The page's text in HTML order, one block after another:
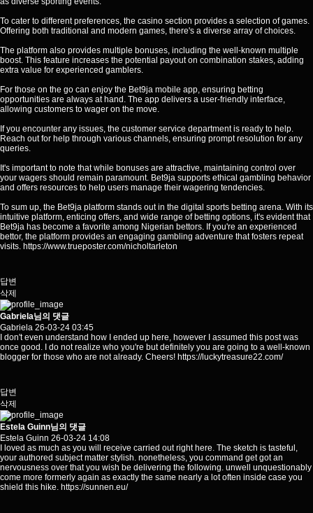
To cater to different preferences, the casino section provides a selection of games.
Offering both traditional and modern games, there's a diverse array of choices.
The platform also provides multiple bonuses, including the well-known multiple
boost. This feature increases the potential payout on combination stakes, adding
extra value for experienced gamblers.
For those on the go can enjoy the Bet9ja mobile app, ensuring betting
opportunities are always at hand. The app delivers a user-friendly interface,
allowing customers to wager on the move.
If you encounter any issues, the customer service department is ready to help.
Reach out for help through various channels, ensuring prompt resolution for any
queries.
It's important to note that while bonuses are attractive, maintaining control over
your wagers should remain paramount. Bet9ja supports ethical gambling behavior
and offers resources to help users manage their wagering tendencies.
To sum up, the Bet9ja platform stands out in the digital sports betting arena. With its
intuitive platform, enticing offers, and wide range of betting options, it's evident that
Bet9ja has become a favorite among Nigerian bettors. If you're an experienced
bettor, the platform provides an engaging gambling adventure that fosters repeat
visits. https://www.trueposter.com/nicholtarleton
답변
삭제
Gabriela님의 댓글
Gabriela 26-03-24 03:45
I don't even understand how I ended up here, however I assumed this post was
once good. I do not realize who you're but definitely you are going to a well-known
blogger for those who are not already. Cheers! https://luckytreasure22.com/
답변
삭제
Estela Guinn님의 댓글
Estela Guinn 26-03-24 14:08
I loved as much as you will receive carried out right here. The sketch is tasteful,
your authored subject matter stylish. nonetheless, you command get got an
nervousness over that you wish be delivering the following. unwell unquestionably
come more formerly again as exactly the same nearly a lot often inside case you
shield this hike. https://sunnen.eu/